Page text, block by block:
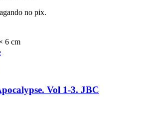
no pix.
6 cm
Vol 1-3. JBC